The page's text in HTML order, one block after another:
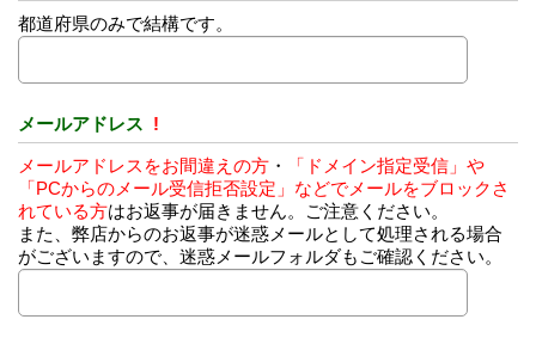
都道府県のみで結構です。
メールアドレス !
メールアドレスをお間違えの方 ・
「ドメイン指定受信」や
「PCからのメール受信拒否設定」などでメールをブロックさ
れている方はお返事が届きません。ご注意ください。
また、弊店からのお返事が迷惑メールとして処理される場合
がございますので、迷惑メールフォルダもご確認ください。